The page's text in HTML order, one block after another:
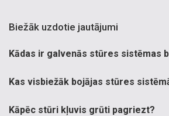
Biežāk uzdotie jautājumi
Kādas ir galvenās stūres sistēmas
Kas visbiežāk bojājas stūres
Kāpēc stūri kļuvis grūti pagriezt?